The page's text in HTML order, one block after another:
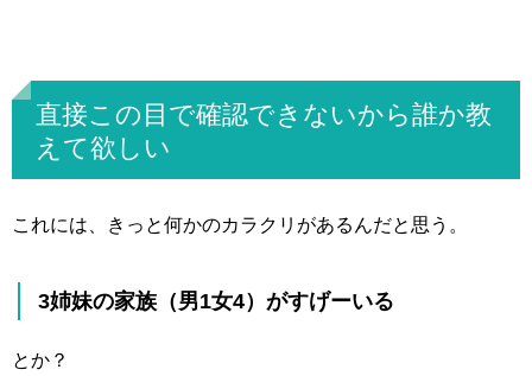
直接この目で確認できないから誰か教
えて欲しい
これには、きっと何かのカラクリがあるんだと思う。
3姉妹の家族（男1女4）がすげーいる
とか？